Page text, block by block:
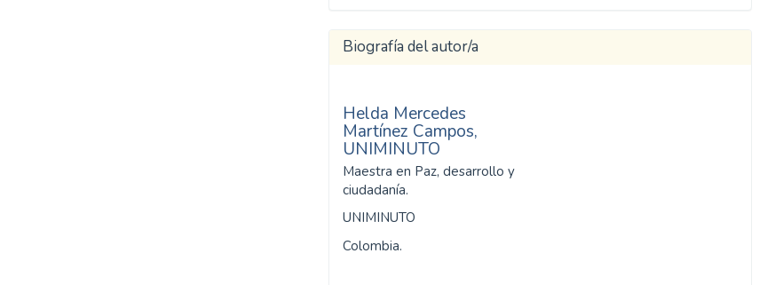
Biografía del autor/a
Helda Mercedes
Martínez Campos,
UNIMINUTO
Maestra en Paz, desarrollo y
ciudadanía.
UNIMINUTO
Colombia.